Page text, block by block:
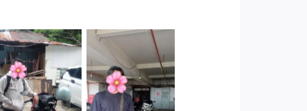
Cabang Jakarta
Cityplaza
Jatinegara